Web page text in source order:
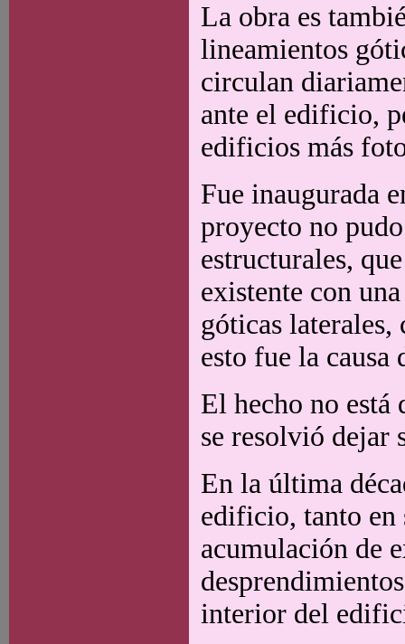
La obra es
lineamientos
circulan
ante el edificio,
edificios más
Fue inaugurada
proyecto no
estructurales,
existente con
góticas
esto fue la
El hecho no está
se resolvió dejar
En la última
edificio, tanto en
acumulación de
interior del